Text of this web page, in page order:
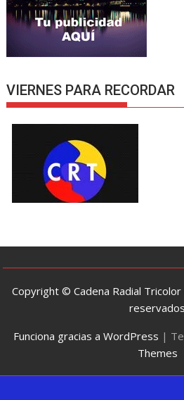
VIERNES PARA RECORDAR
Copyright © Cadena Radial
reservados
Funciona gracias a WordPress |
Themes